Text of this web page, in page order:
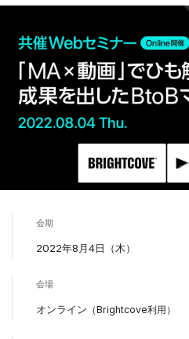
会期
2022年8月4日（木）
会場
オンライン （Brightcove利用）